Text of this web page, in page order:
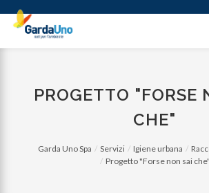
Gardauno
Spa
PROGETTO "FORSE
CHE"
Garda Uno Spa Servizi Igiene urbana
Progetto "Forse non sai che"